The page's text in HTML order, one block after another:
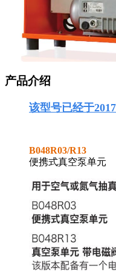
产品介绍
该型号已经于
B048R03/R13
便携式真空泵单元